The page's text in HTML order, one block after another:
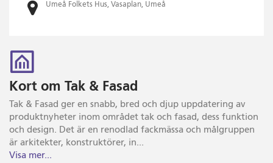
Umeå Folkets Hus, Vasaplan, Umeå
Kort om Tak & Fasad
Tak & Fasad ger en snabb, bred och djup uppdatering av
produktnyheter inom området tak och fasad, dess funktion
och design. Det är en renodlad fackmässa och målgruppen
är arkitekter, konstruktörer, in
Visa mer...